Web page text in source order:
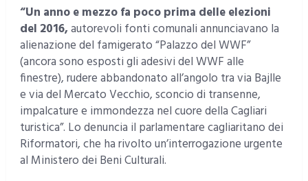
“Un anno e mezzo fa poco prima delle elezioni
del 2016,autorevoli fonti comunali annunciavano la
alienazione del famigerato “Palazzo del WWF”
(ancora sono esposti gli adesivi del WWF alle
finestre), rudere abbandonato all’angolo tra via Bajlle
e via del Mercato Vecchio, sconcio di transenne,
impalcature e immondezza nel cuore della Cagliari
turistica”. Lo denuncia il parlamentare cagliaritano dei
Riformatori, che ha rivolto un’interrogazione urgente
al Ministero dei Beni Culturali.